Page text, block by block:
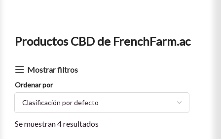
Productos CBD de FrenchFarm.ac
Mostrar filtros
Ordenar por
Se muestran 4 resultados